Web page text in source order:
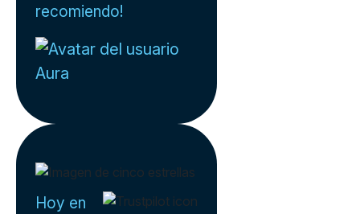
recomiendo!
Aura
Hoy en